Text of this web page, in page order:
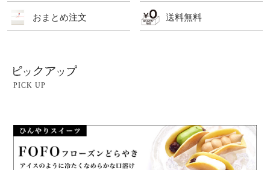
おまとめ注文 送料無料
PICK UP